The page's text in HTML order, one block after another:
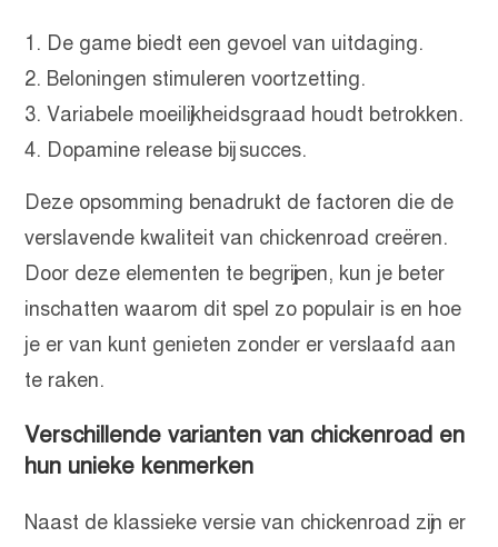
De game biedt een gevoel van uitdaging.
Beloningen stimuleren voortzetting.
Variabele moeilijkheidsgraad houdt betrokken.
Dopamine release bij succes.
Deze opsomming benadrukt de factoren die de
verslavende kwaliteit van chickenroad creëren.
Door deze elementen te begrijpen, kun je beter
inschatten waarom dit spel zo populair is en hoe
je er van kunt genieten zonder er verslaafd aan
te raken.
Verschillende varianten van chickenroad en
hun unieke kenmerken
Naast de klassieke versie van chickenroad zijn er